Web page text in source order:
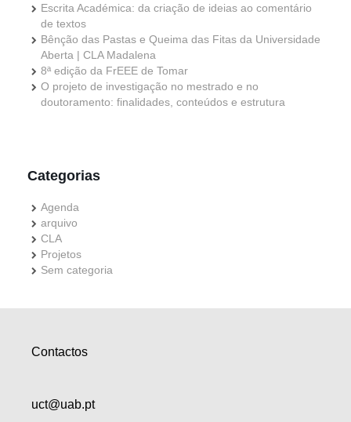
Escrita Académica: da criação de ideias ao comentário
de textos
Bênção das Pastas e Queima das Fitas da Universidade
Aberta | CLA Madalena
8ª edição da FrEEE de Tomar
O projeto de investigação no mestrado e no
doutoramento: finalidades, conteúdos e estrutura
Categorias
Agenda
arquivo
CLA
Projetos
Sem categoria
Contactos
uct@uab.pt